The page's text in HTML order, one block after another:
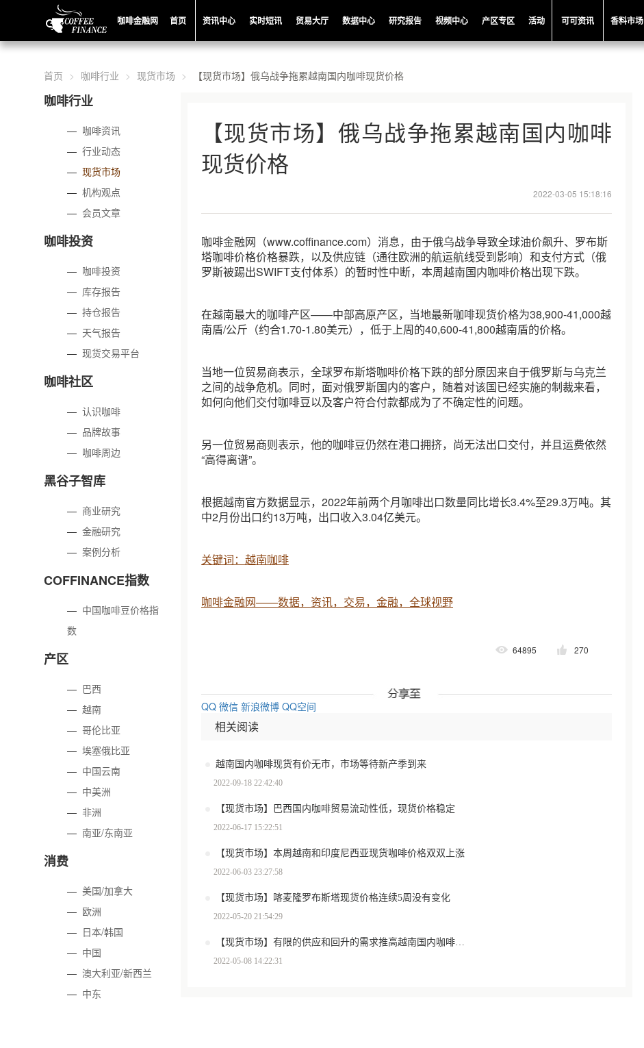
咖啡金融网 首页 资讯中心 实时短讯 贸易大厅 数据中心 研究报告 视频中心 产区专区 活动 可可资讯 香料市场
首页 咖啡行业 现货市场 【现货市场】俄乌战争拖累越南国内咖啡现货价格
咖啡行业
— 咖啡资讯
—行业动态
—现货市场
—机构观点
—会员文章
咖啡投资
— 咖啡投资
— 库存报告
—持仓报告
— 天气报告
—现货交易平台
咖啡社区
—认识咖啡
— 品牌故事
— 咖啡周边
黑谷子智库
— 商业研究
—金融研究
—案例分析
COFFINANCE指数
— 中国咖啡豆价格指
数
产区
— 巴西
—越南
—哥伦比亚
—埃塞俄比亚
— 中国云南
— 中美洲
—非洲
—南亚/东南亚
消费
—美国/加拿大
— 欧洲
— 日本/韩国
— 中国
— 澳大利亚/新西兰
— 中东
【现货市场】俄乌战争拖累越南国内咖啡
现货价格
2022-03-05 15:18:16
咖啡金融网（www.coffinance.com）消息，由于俄乌战争导致全球油价飙升、罗布斯
塔咖啡价格价格暴跌，以及供应链（通往欧洲的航运航线受到影响）和支付方式（俄
罗斯被踢出SWIFT支付体系）的暂时性中断，本周越南国内咖啡价格出现下跌。
在越南最大的咖啡产区——中部高原产区，当地最新咖啡现货价格为38,900-41,000越
南盾/公斤（约合1.70-1.80美元），低于上周的40,600-41,800越南盾的价格。
当地一位贸易商表示，全球罗布斯塔咖啡价格下跌的部分原因来自于俄罗斯与乌克兰
之间的战争危机。同时，面对俄罗斯国内的客户，随着对该国已经实施的制裁来看，
如何向他们交付咖啡豆以及客户符合付款都成为了不确定性的问题。
另一位贸易商则表示，他的咖啡豆仍然在港口拥挤，尚无法出口交付，并且运费依然
“高得离谱”。
根据越南官方数据显示，2022年前两个月咖啡出口数量同比增长3.4%至29.3万吨。其
中2月份出口约13万吨，出口收入3.04亿美元。
关键词：越南咖啡
咖啡金融网——数据，资讯，交易，金融，全球视野
64895 270
QQ 微信 新浪微博 QQ空间
相关阅读
越南国内咖啡现货有价无市，市场等待新产季到来
2022-09-18 22:42:40
【现货市场】巴西国内咖啡贸易流动性低，现货价格稳定
2022-06-17 15:22:51
【现货市场】本周越南和印度尼西亚现货咖啡价格双双上涨
2022-06-03 23:27:58
【现货市场】喀麦隆罗布斯塔现货价格连续5周没有变化
2022-05-20 21:54:29
2022-05-08 14:22:31